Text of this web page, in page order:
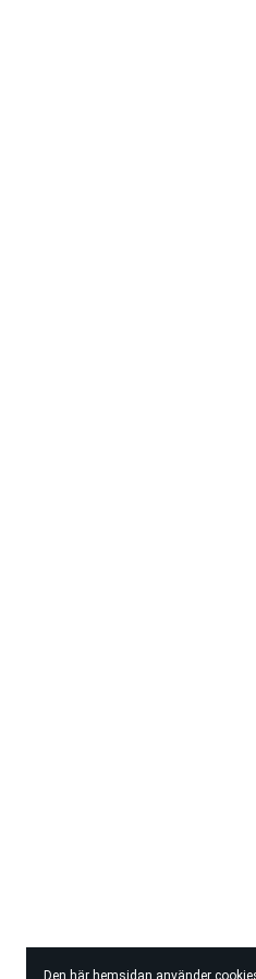
Den här hemsidan använder